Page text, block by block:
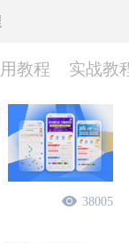
教程 实战教
38005